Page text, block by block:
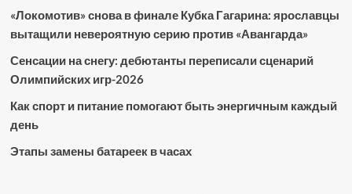
«Локомотив» снова в финале Кубка Гагарина: ярославцы
вытащили невероятную серию против «Авангарда»
Сенсации на снегу: дебютанты переписали сценарий
Олимпийских игр-2026
Как спорт и питание помогают быть энергичным каждый
день
Этапы замены батареек в часах